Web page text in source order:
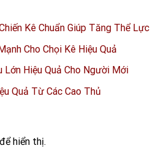
Kê Chuẩn Giúp Tăng Thể Lực
Cho Chọi Kê Hiệu Quả
Lớn Hiệu Quả Cho Người Mới
Quả Từ Các Cao Thủ
hiển thị.